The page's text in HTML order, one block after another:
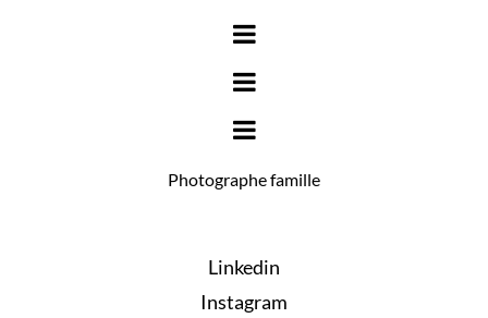
Photographe famille
Linkedin
Instagram